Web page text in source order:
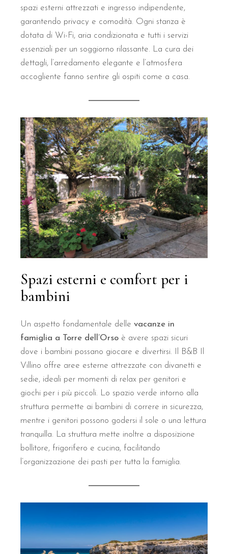
Indirizzo:
Torre dell'Orso, Marina di Melendugno (LE)
Telefono:
+39 320 639 3915
info@bebilvillinotorredellorso.it
Distanza Mare:
50 metri
Perché il B&B Il Villino è ideale per le
Il B&B Il Villino Torre Dell'Orso è la scelta perfetta per le
Come funziona il servizio colazione
La colazione del B&B Il Villino Torre Dell'Orso viene servita
Quali sono le caratteristiche della
La camera Superior del B&B Il Villino Torre Dell'Orso dispone
Quanto dista il B&B Il Villino dalla
Il B&B Il Villino Torre Dell'Orso si trova a soli 50 metri dalla
Il B&B Il Villino Torre Dell'Orso
Sì, il B&B Il Villino Torre Dell'Orso è una struttura pet-friendly
Qual è il punteggio di valutazione
Il B&B Il Villino Torre Dell'Orso vanta un'eccellente reputazione
spazi esterni attrezzati e ingresso indipendente,
garantendo privacy e comodità. Ogni stanza è
dotata di Wi-Fi, aria condizionata e tutti i servizi
essenziali per un soggiorno rilassante. La cura dei
dettagli, l’arredamento elegante e l’atmosfera
accogliente fanno sentire gli ospiti come a casa.
Spazi esterni e comfort per i
bambini
Un aspetto fondamentale dellevacanze in
famiglia a Torre dell’Orso è avere spazi sicuri
dove i bambini possano giocare e divertirsi. Il B&B Il
Villino offre aree esterne attrezzate con divanetti e
sedie, ideali per momenti di relax per genitori e
giochi per i più piccoli. Lo spazio verde intorno alla
struttura permette ai bambini di correre in sicurezza,
mentre i genitori possono godersi il sole o una lettura
tranquilla. La struttura mette inoltre a disposizione
bollitore, frigorifero e cucina, facilitando
l’organizzazione dei pasti per tutta la famiglia.